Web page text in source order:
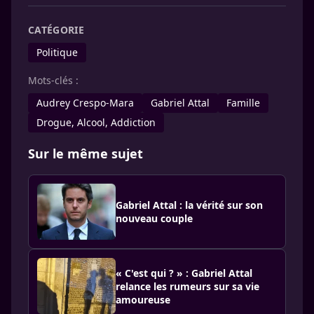
CATÉGORIE
Politique
Mots-clés :
Audrey Crespo-Mara
Gabriel Attal
Famille
Drogue, Alcool, Addiction
Sur le même sujet
Gabriel Attal : la vérité sur son
nouveau couple
« C'est qui ? » : Gabriel Attal
relance les rumeurs sur sa vie
amoureuse